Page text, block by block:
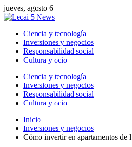
jueves, agosto 6
Ciencia y tecnología
Inversiones y negocios
Responsabilidad social
Cultura y ocio
Ciencia y tecnología
Inversiones y negocios
Responsabilidad social
Cultura y ocio
Inicio
Inversiones y negocios
Cómo invertir en apartamentos de